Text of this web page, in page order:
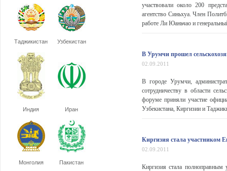
Таджикистан Узбекистан
Индия Иран
Монголия Пакистан
участвовали около 200
агентство Синьхуа. Член
работе Ли Юаньчао и
В Урумчи прошел
02.09.2011
В городе Урумчи,
сотрудничеству в области
форуме приняли участие
Узбекистана, Киргизии и
Киргизия стала участником
02.09.2011
Киргизия стала